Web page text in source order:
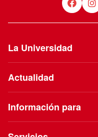
La Universidad
Proyecto Institucional
Vinculación con el Medio
Actualidad
Podcast
Información para